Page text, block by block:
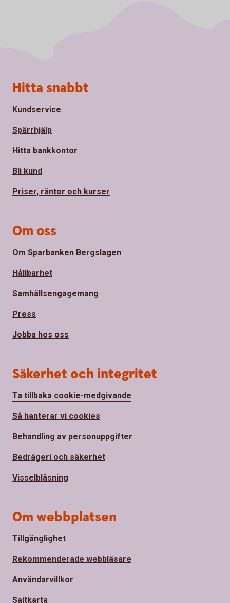
Sidfot
Hitta snabbt
Kundservice
Spärrhjälp
Hitta bankkontor
Bli kund
Priser, räntor och kurser
Om oss
Om Sparbanken Bergslagen
Hållbarhet
Samhällsengagemang
Press
Jobba hos oss
Säkerhet och integritet
Ta tillbaka cookie-medgivande
Så hanterar vi cookies
Behandling av personuppgifter
Bedrägeri och säkerhet
Visselblåsning
Om webbplatsen
Tillgänglighet
Rekommenderade webbläsare
Användarvillkor
Sajtkarta